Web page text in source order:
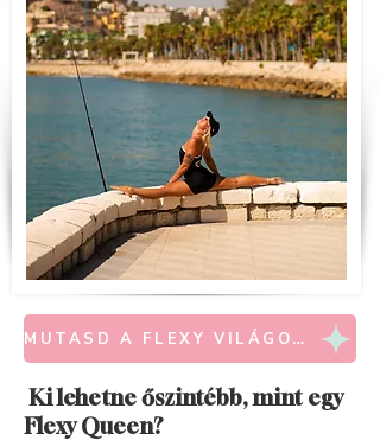
MUTASD A FLEXY VILÁGOT!
Ki lehetne őszintébb, mint egy
Flexy Queen?